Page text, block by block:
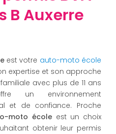
B Auxerre
est votre auto-moto école
expertise et son approche
avec plus de 11 ans
un environnement
et de confiance. Proche
moto écoleest un choix
obtenir leur permis